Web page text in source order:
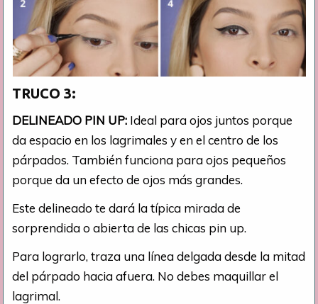
TRUCO 3:
DELINEADO PIN UP: Ideal para ojos juntos porque
da espacio en los lagrimales y en el centro de los
párpados. También funciona para ojos pequeños
porque da un efecto de ojos más grandes.
Este delineado te dará la típica mirada de
sorprendida o abierta de las chicas pin up.
Para lograrlo, traza una línea delgada desde la mitad
del párpado hacia afuera. No debes maquillar el
lagrimal.